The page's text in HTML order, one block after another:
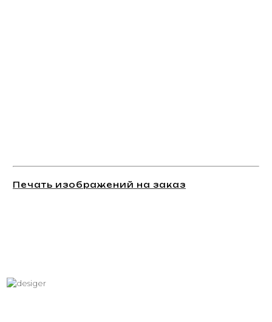
Печать изображений на заказ